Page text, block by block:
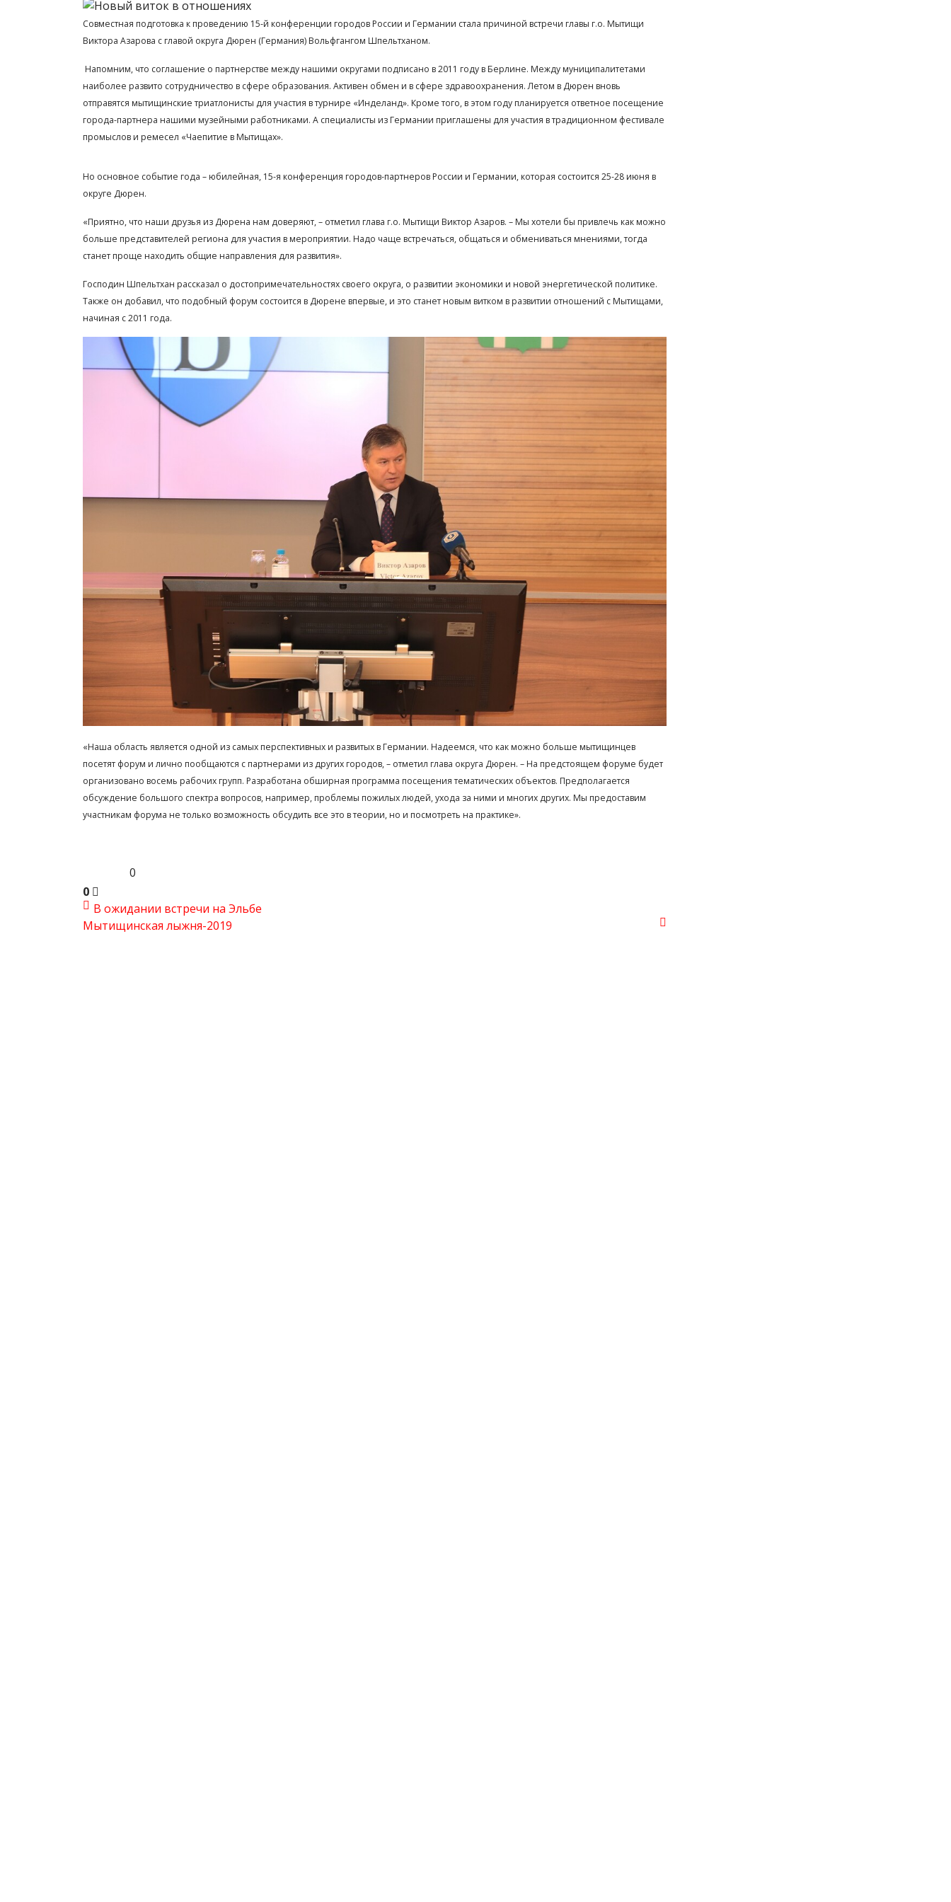
Совместная подготовка к проведению 15-й конференции городов России и Германии стала причиной встречи главы г.о. Мытищи
Виктора Азарова с главой округа Дюрен (Германия) Вольфгангом Шпельтханом.
Напомним, что соглашение о партнерстве между нашими округами подписано в 2011 году в Берлине. Между муниципалитетами
наиболее развито сотрудничество в сфере образования. Активен обмен и в сфере здравоохранения. Летом в Дюрен вновь
отправятся мытищинские триатлонисты для участия в турнире «Инделанд». Кроме того, в этом году планируется ответное посещение
города-партнера нашими музейными работниками. А специалисты из Германии приглашены для участия в традиционном фестивале
промыслов и ремесел «Чаепитие в Мытищах».
Но основное событие года – юбилейная, 15-я конференция городов-партнеров России и Германии, которая состоится 25-28 июня в
округе Дюрен.
«Приятно, что наши друзья из Дюрена нам доверяют, – отметил глава г.о. Мытищи Виктор Азаров. – Мы хотели бы привлечь как можно
больше представителей региона для участия в мероприятии. Надо чаще встречаться, общаться и обмениваться мнениями, тогда
станет проще находить общие направления для развития».
Господин Шпельтхан рассказал о достопримечательностях своего округа, о развитии экономики и новой энергетической политике.
Также он добавил, что подобный форум состоится в Дюрене впервые, и это станет новым витком в развитии отношений с Мытищами,
начиная с 2011 года.
«Наша область является одной из самых перспективных и развитых в Германии. Надеемся, что как можно больше мытищинцев
посетят форум и лично пообщаются с партнерами из других городов, – отметил глава округа Дюрен. – На предстоящем форуме будет
организовано восемь рабочих групп. Разработана обширная программа посещения тематических объектов. Предполагается
обсуждение большого спектра вопросов, например, проблемы пожилых людей, ухода за ними и многих других. Мы предоставим
участникам форума не только возможность обсудить все это в теории, но и посмотреть на практике».
0
0
В ожидании встречи на Эльбе
Мытищинская лыжня-2019